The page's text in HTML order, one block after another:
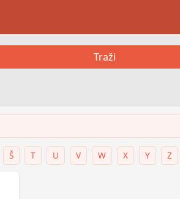
Traži
Š T U V W X Y Z